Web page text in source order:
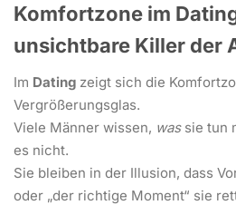
Komfortzone im
unsichtbare Killer der
Im Dating zeigt sich die
Vergrößerungsglas.
Viele Männer wissen, wassie tun
es nicht.
Sie bleiben in der Illusion, dass
oder „der richtige Moment“ sie